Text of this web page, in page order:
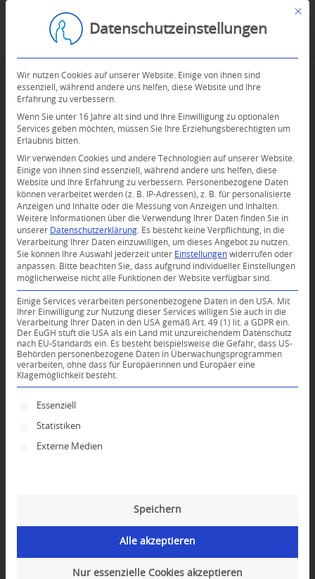
0
KOMMENTARE
Dein Kommentar
An Diskussion beteiligen?
Hinterlassen Sie uns Ihren Kommentar!
Mit
Datenschutzeinstellungen
Wir nutzen Cookies auf unserer Website. Einige von ihnen sind
essenziell, während andere uns helfen, diese Website und Ihre
Erfahrung zu verbessern.
Wenn Sie unter 16 Jahre alt sind und Ihre Einwilligung zu optionalen
Services geben möchten, müssen Sie Ihre Erziehungsberechtigten um
Erlaubnis bitten.
Wir verwenden Cookies und andere Technologien auf unserer Website.
Einige von ihnen sind essenziell, während andere uns helfen, diese
Website und Ihre Erfahrung zu verbessern.
Personenbezogene Daten
können verarbeitet werden (z. B. IP-Adressen), z. B. für personalisierte
Anzeigen und Inhalte oder die Messung von Anzeigen und Inhalten.
Weitere Informationen über die Verwendung Ihrer Daten finden Sie in
unserer Datenschutzerklärung
Es besteht keine Verpflichtung, in die
Verarbeitung Ihrer Daten einzuwilligen, um dieses Angebot zu nutzen.
Sie können Ihre Auswahl jederzeit unter Einstellungen widerrufen oder
anpassen.
Bitte beachten Sie, dass aufgrund individueller Einstellungen
möglicherweise nicht alle Funktionen der Website verfügbar sind.
Einige Services verarbeiten personenbezogene Daten in den USA. Mit
Ihrer Einwilligung zur Nutzung dieser Services willigen Sie auch in die
Verarbeitung Ihrer Daten in den USA gemäß Art. 49 (1) lit. a GDPR ein.
Der EuGH stuft die USA als ein Land mit unzureichendem Datenschutz
nach EU-Standards ein. Es besteht beispielsweise die Gefahr, dass US-
Behörden personenbezogene Daten in Überwachungsprogrammen
verarbeiten, ohne dass für Europäerinnen und Europäer eine
Klagemöglichkeit besteht.
Es folgt eine Liste der Service-Gruppen, für die
Essenziell
Statistiken
Externe Medien
Speichern
Alle akzeptieren
Nur essenzielle Cookies akzeptieren